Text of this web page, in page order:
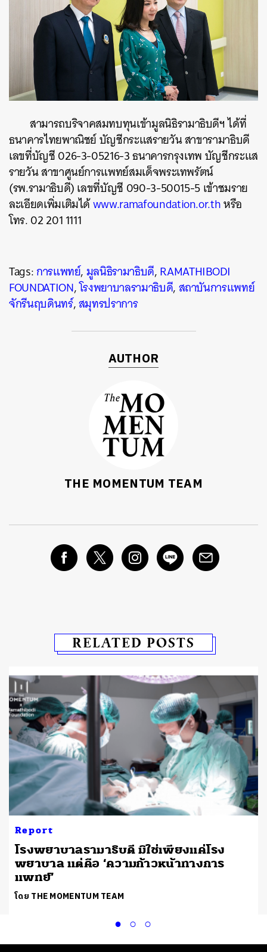
สามารถบริจาคสมทบทุนเข้ามูลนิธิรามาธิบดีฯ ได้ที่
ธนาคารไทยพาณิชย์ บัญชีกระแสรายวัน สาขารามาธิบดี
เลขที่บัญชี 026-3-05216-3 ธนาคารกรุงเทพ บัญชีกระแส
รายวัน สาขาศูนย์การแพทย์สมเด็จพระเทพรัตน์
(รพ.รามาธิบดี) เลขที่บัญชี 090-3-50015-5 เข้าชมราย
ละเอียดเพิ่มเติมได้www.ramafoundation.or.thหรือ
โทร. 02 201 1111
Tags:การแพทย์,มูลนิธิรามาธิบดี,RAMATHIBODI
FOUNDATION,โรงพยาบาลรามาธิบดี,สถาบันการแพทย์
จักรีนฤบดินทร์,สมุทรปราการ
AUTHOR
THE MOMENTUM TEAM
RELATED POSTS
Report
​โรงพยาบาลรามาธิบดี มิใช่เพียงแค่โรง
พยาบาล แต่คือ ‘ความก้าวหน้าทางการ
แพทย์’
โดย THE MOMENTUM TEAM